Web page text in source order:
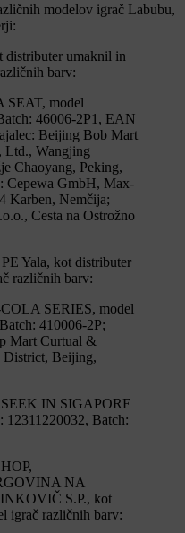
modelov igrač Labubu,
umaknil in
barv:
SEAT, model
46006-2P1, EAN
Beijing Bob Mart
Ltd., Wangjing
Chaoyang, Peking,
Cepewa GmbH, Max-
Karben, Nemčija;
Cesta na Ostrožno
Yala, kot distributer
različnih barv:
SERIES, model
410006-2P;
Mart Curtual &
District, Beijing,
IN SIGAPORE
12311220032, Batch:
NA
S.P., kot
igrač različnih barv: